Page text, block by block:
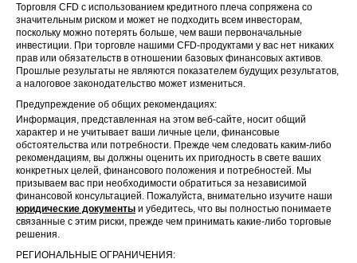
Торговля CFD с использованием кредитного плеча сопряжена со
значительным риском и может не подходить всем инвесторам,
поскольку можно потерять больше, чем ваши первоначальные
инвестиции. При торговле нашими CFD-продуктами у вас нет никаких
прав или обязательств в отношении базовых финансовых активов.
Прошлые результаты не являются показателем будущих результатов,
а налоговое законодательство может измениться.
Предупреждение об общих рекомендациях:
Информация, представленная на этом веб-сайте, носит общий
характер и не учитывает ваши личные цели, финансовые
обстоятельства или потребности. Прежде чем следовать каким-либо
рекомендациям, вы должны оценить их пригодность в свете ваших
конкретных целей, финансового положения и потребностей. Мы
призываем вас при необходимости обратиться за независимой
финансовой консультацией. Пожалуйста, внимательно изучите наши
юридические документы и убедитесь, что вы полностью понимаете
связанные с этим риски, прежде чем принимать какие-либо торговые
решения.
РЕГИОНАЛЬНЫЕ ОГРАНИЧЕНИЯ: